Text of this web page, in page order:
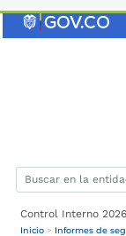
Control Interno 2026
Inicio > Informes de